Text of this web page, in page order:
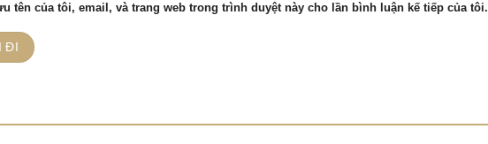
tên của tôi, email, và trang web trong trình duyệt này cho lần bình luận kế tiếp của tôi.